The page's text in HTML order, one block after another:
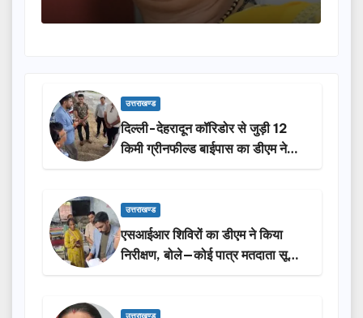
उत्तराखण्ड
दिल्ली-देहरादून कॉरिडोर से जुड़ी 12
किमी ग्रीनफील्ड बाईपास का डीएम ने
किया निरीक्षण…
उत्तराखण्ड
एसआईआर शिविरों का डीएम ने किया
निरीक्षण, बोले—कोई पात्र मतदाता सूची
से न छूटे…